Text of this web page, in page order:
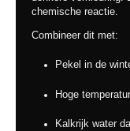
chemische reactie.
Combineer dit met:
Pekel in de
Hoge
Kalkrijk water